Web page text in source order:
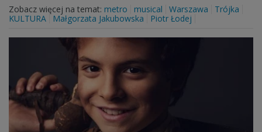
Zobacz więcej na temat: metro musical Warszawa
Trójka
KULTURA
Małgorzata Jakubowska Piotr Łodej